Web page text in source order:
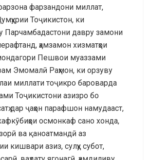
фарзандони миллат,
Тоҷикистон, ки
Парчамбадастони давру замони
ҳамзамон хизматҳои
Пешвои муаззами
Эмомалӣ Раҳмон, ки орзуву
миллати тоҷикро бароварда
Тоҷикистони азизро бо
дар ҷаҳон парафшон намудааст,
осмонкаф сано хонда,
ва қаноатмандӣ аз
кишвари азиз, сулҳу субот,